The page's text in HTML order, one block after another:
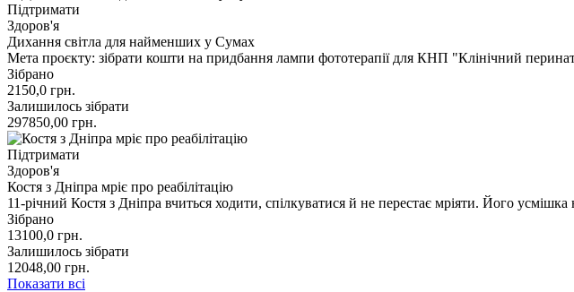
Підтримати
Здоров'я
Дихання світла для найменших у Сумах
Мета проєкту: зібрати кошти на придбання лампи фототерапії для КНП "Клінічний
Зібрано
2150,0 грн.
Залишилось зібрати
297850,00 грн.
Підтримати
Здоров'я
Костя з Дніпра мріє про реабілітацію
11-річний Костя з Дніпра вчиться ходити, спілкуватися й не перестає мріяти. Його
Зібрано
13100,0 грн.
Залишилось зібрати
12048,00 грн.
Показати всі